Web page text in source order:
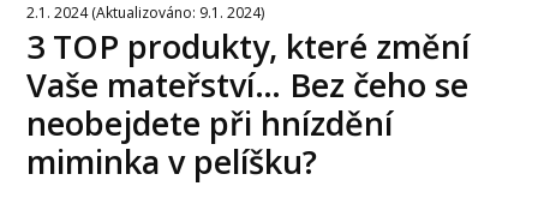
2.1. 2024 (Aktualizováno: 9.1. 2024)
3 TOP produkty, které změní
Vaše mateřství… Bez čeho se
neobejdete při hnízdění
miminka v pelíšku?